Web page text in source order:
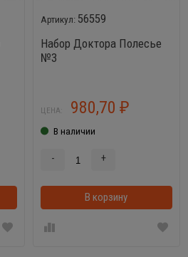
В корзинке
56559
Набор Доктора Полесье
№3
ЦЕНА: 980,70 ₽
В наличии
- +
В корзину